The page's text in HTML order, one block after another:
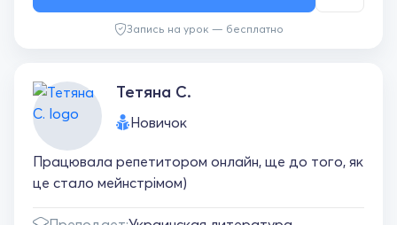
Запись на урок — бесплатно
Тетяна С.
Новичок
Працювала репетитором онлайн, ще до того, як
це стало мейнстрімом)